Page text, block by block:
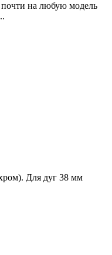
на любую модель
Для дуг 38 мм